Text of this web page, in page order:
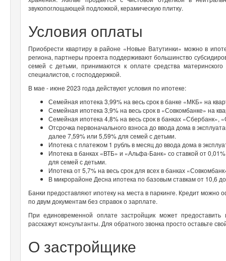
звукопоглощающей подложкой, керамическую плитку.
Условия оплаты
Приобрести квартиру в районе «Новые Ватутинки» можно в
региона, партнеры проекта поддерживают большинство
семей с детьми, принимаются к оплате средства
специалистов, с господдержкой.
В мае - июне 2023 года действуют условия по ипотеке:
Семейная ипотека 3,99% на весь срок в банке «МКБ» на
Семейная ипотека 3,9% на весь срок в «Совкомбанке» на
Семейная ипотека 4,8% на весь срок в банках
Отсрочка первоначального взноса до ввода дома в
далее 7,59% или 5,59% для семей с детьми.
Ипотека с платежом 1 рубль в месяц до ввода дома в
Ипотека в банках «ВТБ» и «Альфа-Банк» со ставкой от
для семей с детьми.
Ипотека от 5,7% на весь срок для всех в банках
В микрорайоне Десна ипотека по базовым ставкам от 10,6
Банки предоставляют ипотеку на места в паркинге. Кредит можно
по двум документам без справок о зарплате.
При единовременной оплате застройщик может
расскажут консультанты. Для обратного звонка просто оставьте
О застройщике